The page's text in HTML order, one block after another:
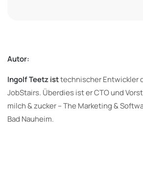
Autor:
Ingolf Teetz isttechnischer Entwickler
JobStairs. Überdies ist er CTO und
milch & zucker – The Marketing &
Bad Nauheim.